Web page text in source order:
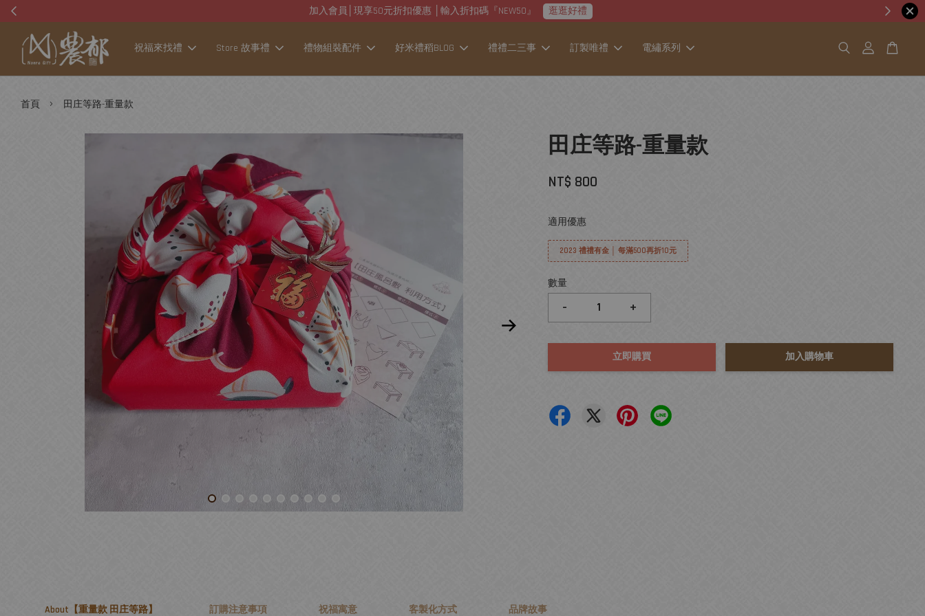
加入會員│現享50元折扣優惠 │輸入折扣碼『NEW50』 逛逛好禮
祝福來找禮 Store 故事禮 禮物組裝配件 好米禮稻BLOG 禮禮二三事 訂製唯禮 電繡系列
首頁 › 田庄等路-重量款
田庄等路-重量款
NT$ 800
適用優惠
2023 禮禮有金 │ 每滿500再折10元
數量
- +
立即購買 加入購物車
About【重量款 田庄等路】 訂購注意事項 祝福寓意 客製化方式 品牌故事